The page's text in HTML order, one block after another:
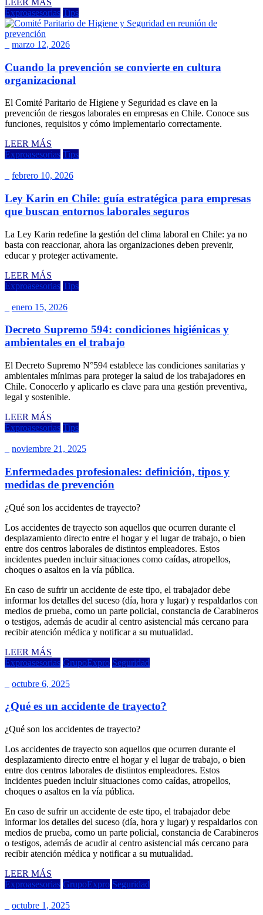
Exproasesorias Tips
marzo 12, 2026
Cuando la prevención se convierte en cultura
organizacional
El Comité Paritario de Higiene y Seguridad es clave en la
prevención de riesgos laborales en empresas en Chile. Conoce sus
funciones, requisitos y cómo implementarlo correctamente.
LEER MÁS
Exproasesorias Tips
febrero 10, 2026
Ley Karin en Chile: guía estratégica para empresas
que buscan entornos laborales seguros
La Ley Karin redefine la gestión del clima laboral en Chile: ya no
basta con reaccionar, ahora las organizaciones deben prevenir,
educar y proteger activamente.
LEER MÁS
Exproasesorias Tips
enero 15, 2026
Decreto Supremo 594: condiciones higiénicas y
ambientales en el trabajo
El Decreto Supremo N°594 establece las condiciones sanitarias y
ambientales mínimas para proteger la salud de los trabajadores en
Chile. Conocerlo y aplicarlo es clave para una gestión preventiva,
legal y sostenible.
LEER MÁS
Exproasesorias Tips
noviembre 21, 2025
Enfermedades profesionales: definición, tipos y
medidas de prevención
¿Qué son los accidentes de trayecto?
Los accidentes de trayecto son aquellos que ocurren durante el
desplazamiento directo entre el hogar y el lugar de trabajo, o bien
entre dos centros laborales de distintos empleadores. Estos
incidentes pueden incluir situaciones como caídas, atropellos,
choques o asaltos en la vía pública.
En caso de sufrir un accidente de este tipo, el trabajador debe
informar los detalles del suceso (día, hora y lugar) y respaldarlos con
medios de prueba, como un parte policial, constancia de Carabineros
o testigos, además de acudir al centro asistencial más cercano para
recibir atención médica y notificar a su mutualidad.
LEER MÁS
Exproasesorias GrupoExpro Seguridad
octubre 6, 2025
¿Qué es un accidente de trayecto?
¿Qué son los accidentes de trayecto?
Los accidentes de trayecto son aquellos que ocurren durante el
desplazamiento directo entre el hogar y el lugar de trabajo, o bien
entre dos centros laborales de distintos empleadores. Estos
incidentes pueden incluir situaciones como caídas, atropellos,
choques o asaltos en la vía pública.
En caso de sufrir un accidente de este tipo, el trabajador debe
informar los detalles del suceso (día, hora y lugar) y respaldarlos con
medios de prueba, como un parte policial, constancia de Carabineros
o testigos, además de acudir al centro asistencial más cercano para
recibir atención médica y notificar a su mutualidad.
LEER MÁS
Exproasesorias GrupoExpro Seguridad
octubre 1, 2025